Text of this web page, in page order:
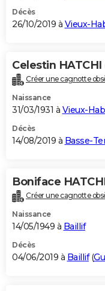
Décès
26/10/2019 à Vieux-
Celestin HATCHI
Créer une cagnotte
Naissance
31/03/1931 à Vieux-
Décès
14/08/2019 à Basse-
Boniface
Créer une cagnotte
Naissance
14/05/1949 à Baillif
Décès
04/06/2019 à Baillif(